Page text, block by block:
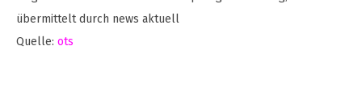
übermittelt durch news aktuell
Quelle: ots